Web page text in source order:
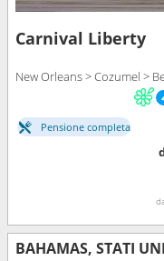
Carnival Liberty
New Orleans > Cozumel >
Pensione completa
BAHAMAS, STATI